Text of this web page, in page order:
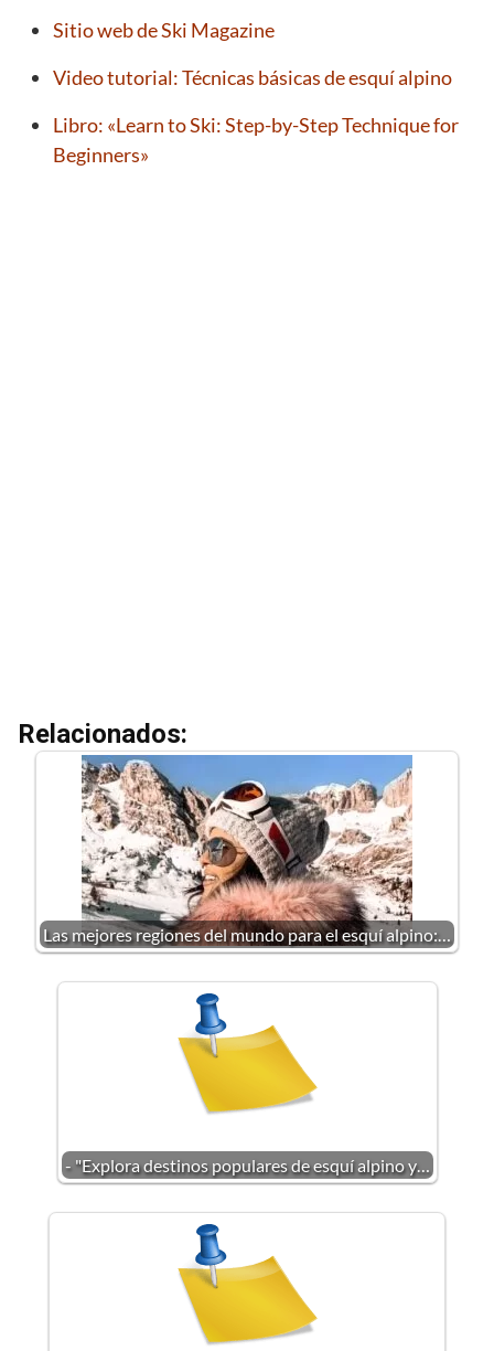
Sitio web de Ski Magazine
Video tutorial: Técnicas básicas de esquí alpino
Libro: «Learn to Ski: Step-by-Step Technique for
Beginners»
Relacionados:
Las mejores regiones del mundo para el esquí alpino:…
- "Explora destinos populares de esquí alpino y…